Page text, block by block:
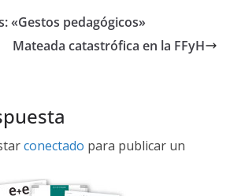
«Gestos pedagógicos»
Mateada catastrófica en la FFyH
conectado para publicar un